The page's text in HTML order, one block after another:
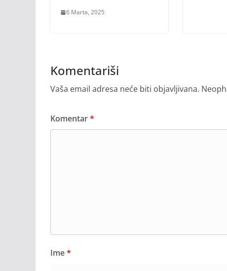
6 Marta, 2025
Komentariši
Vaša email adresa neće biti objavljivana.
Komentar*
Ime*